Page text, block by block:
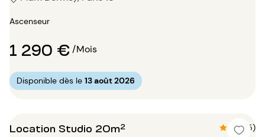
Ascenseur
1 290 €/Mois
Disponible dès le 13 août 2026
Location Studio 20m² 4.8 (5)